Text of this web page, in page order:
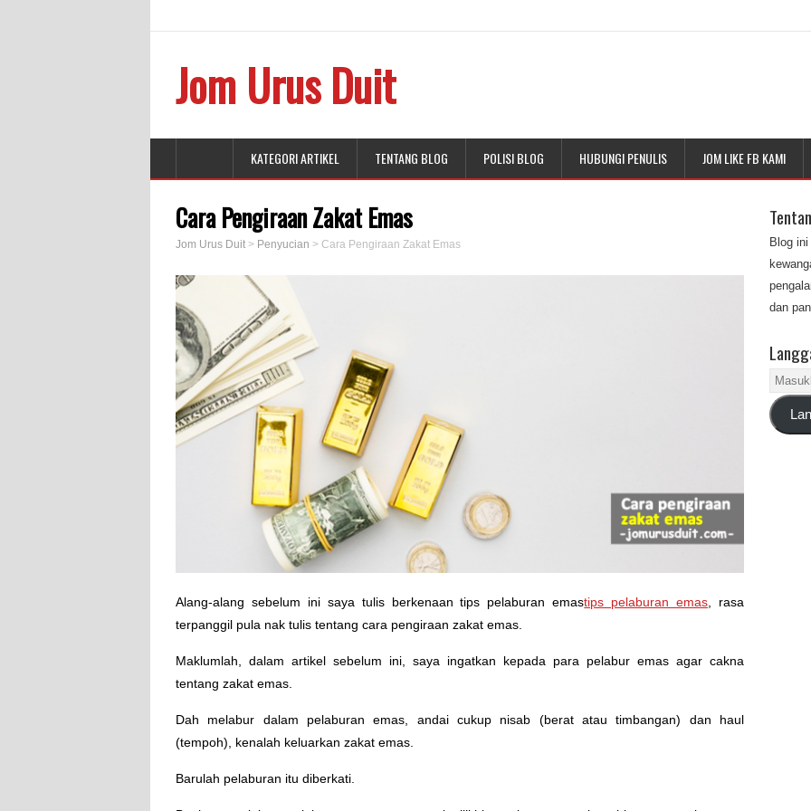
Jom Urus Duit
KATEGORI ARTIKEL TENTANG BLOG POLISI BLOG HUBUNGI PENULIS JOM LIKE FB KAMI
Cara Pengiraan Zakat Emas
Jom Urus Duit > Penyucian > Cara Pengiraan Zakat Emas
Alang-alang sebelum ini saya tulis berkenaan tips pelaburan emastips pelaburan emas , rasa
terpanggil pula nak tulis tentang cara pengiraan zakat emas.
Maklumlah, dalam artikel sebelum ini, saya ingatkan kepada para pelabur emas agar cakna
tentang zakat emas.
Dah melabur dalam pelaburan emas, andai cukup nisab (berat atau timbangan) dan haul
(tempoh), kenalah keluarkan zakat emas.
Barulah pelaburan itu diberkati.
Blog
dan
alamat
emel